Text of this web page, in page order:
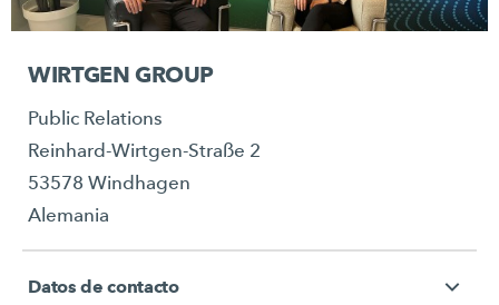
WIRTGEN GROUP
Public Relations
Reinhard-Wirtgen-Straße 2
53578 Windhagen
Alemania
Datos de contacto